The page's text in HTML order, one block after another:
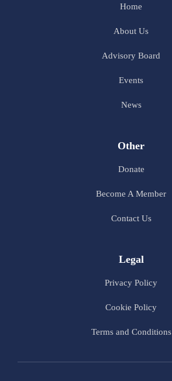
Home
About Us
Advisory Board
Events
News
Other
Donate
Become A Member
Contact Us
Legal
Privacy Policy
Cookie Policy
Terms and Conditions